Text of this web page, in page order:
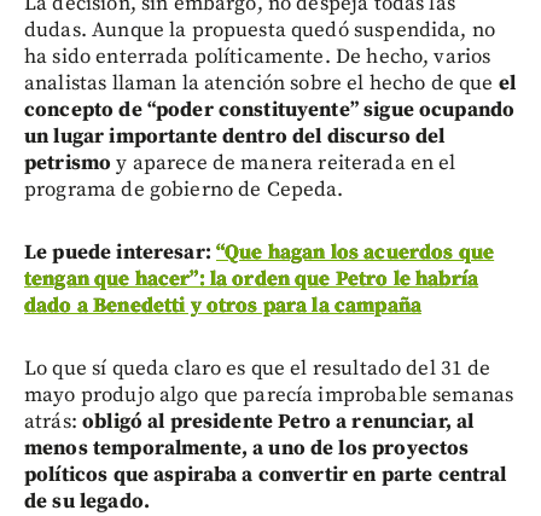
dudas. Aunque la propuesta quedó suspendida, no
ha sido enterrada políticamente. De hecho, varios
analistas llaman la atención sobre el hecho de que el
concepto de “poder constituyente” sigue ocupando
un lugar importante dentro del discurso del
petrismo y aparece de manera reiterada en el
programa de gobierno de Cepeda.
Le puede interesar: “Que hagan los acuerdos que
tengan que hacer”: la orden que Petro le habría
dado a Benedetti y otros para la campaña
Lo que sí queda claro es que el resultado del 31 de
mayo produjo algo que parecía improbable semanas
atrás:obligó al presidente Petro a renunciar, al
menos temporalmente, a uno de los proyectos
políticos que aspiraba a convertir en parte central
de su legado.